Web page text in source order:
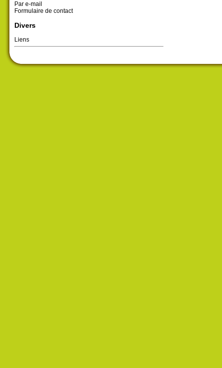
Par e-mail
Formulaire de contact
Divers
Liens